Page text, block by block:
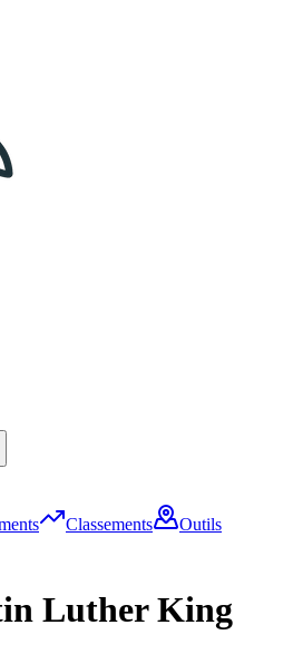
Classements
Outils
Luther King